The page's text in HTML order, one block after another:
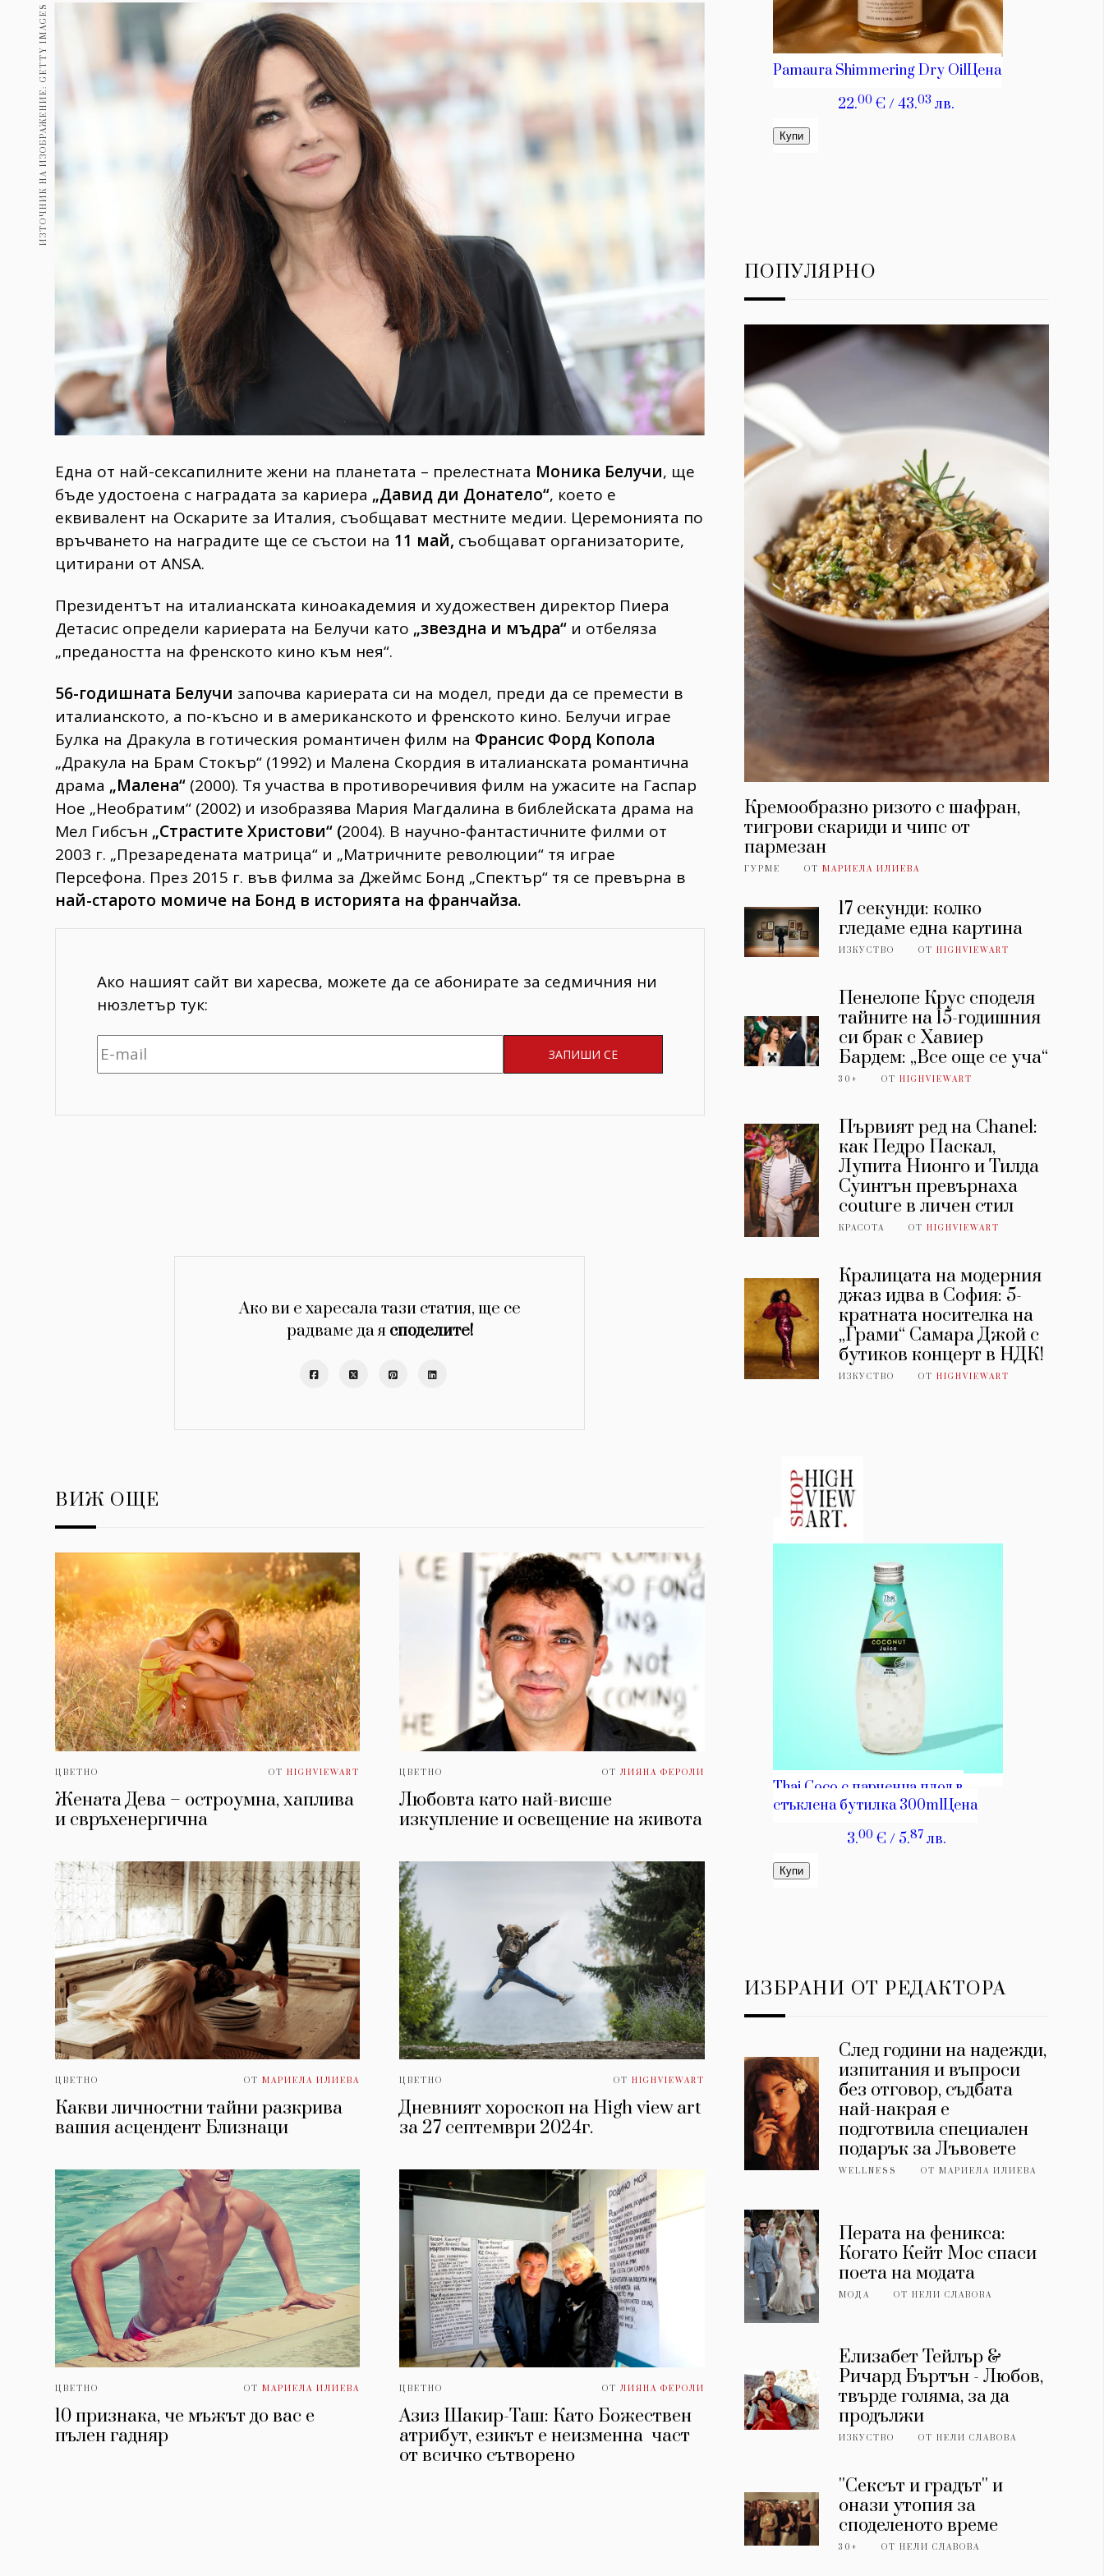
Пътувай
237
Здраве 389
Gentlemen
382
Wellness
ПОСЛЕДВАЙТЕ
ИЗТОЧНИК НА ИЗОБРАЖЕНИЕ: GETTY IMAGES
Една от най-сексапилните жени на планетата – прелестната Моника Белучи, ще
бъде удостоена с наградата за кариера „Давид ди Донатело“, което е
еквивалент на Оскарите за Италия, съобщават местните медии. Церемонията по
връчването на наградите ще се състои на 11 май, съобщават организаторите,
цитирани от ANSA.
Президентът на италианската киноакадемия и художествен директор Пиера
Детасис определи кариерата на Белучи като „звездна и мъдра“ и отбеляза
„предаността на френското кино към нея“.
56-годишната Белучи започва кариерата си на модел, преди да се премести в
италианското, а по-късно и в американското и френското кино. Белучи играе
Булка на Дракула в готическия романтичен филм на Франсис Форд Копола
„Дракула на Брам Стокър“ (1992) и Малена Скордия в италианската романтична
драма „Малена“ (2000). Тя участва в противоречивия филм на ужасите на Гаспар
Ное „Необратим“ (2002) и изобразява Мария Магдалина в библейската драма на
Мел Гибсън „Страстите Христови“ (2004). В научно-фантастичните филми от
2003 г. „Презаредената матрица“ и „Матричните революции“ тя играе
Персефона. През 2015 г. във филма за Джеймс Бонд „Спектър“ тя се превърна в
най-старото момиче на Бонд в историята на франчайза.
Ако нашият сайт ви харесва, можете да се абонирате за седмичния ни
нюзлетър тук:
Ако ви е харесала тази статия, ще се
радваме да я споделите!
ВИЖ ОЩЕ
ЦВЕТНО ОТHIGHVIEWART
Жената Дева – остроумна, хаплива
и свръхенергична
ЦВЕТНО ОТ ЛИЯНА ФЕРОЛИ
Любовта като най-висше
изкупление и освещение на живота
ЦВЕТНО ОТМАРИЕЛА ИЛИЕВА
Какви личностни тайни разкрива
вашия асцендент Близнаци
ЦВЕТНО ОТ HIGHVIEWART
Дневният хороскоп на High view art
за 27 септември 2024г.
ЦВЕТНО ОТМАРИЕЛА ИЛИЕВА
10 признака, че мъжът до вас е
пълен гадняр
ЦВЕТНО ОТ ЛИЯНА ФЕРОЛИ
Азиз Шакир-Таш: Като Божествен
атрибут, езикът е неизменна част
от всичко сътворено
ПОПУЛЯРНО
Кремообразно ризото с шафран,
тигрови скариди и чипс от
пармезан
ГУРМЕ ОТ МАРИЕЛА ИЛИЕВА
17 секунди: колко
гледаме една картина
ИЗКУСТВО ОТHIGHVIEWART
Пенелопе Крус споделя
тайните на 15-годишния
си брак с Хавиер
Бардем: „Все още се уча“
30+ ОТHIGHVIEWART
Първият ред на Chanel:
как Педро Паскал,
Лупита Нионго и Тилда
Суинтън превърнаха
couture в личен стил
КРАСОТА ОТHIGHVIEWART
Кралицата на модерния
джаз идва в София: 5-
кратната носителка на
„Грами“ Самара Джой с
бутиков концерт в НДК!
ИЗКУСТВО ОТHIGHVIEWART
ИЗБРАНИ ОТ РЕДАКТОРА
След години на надежди,
изпитания и въпроси
без отговор, съдбата
най-накрая е
подготвила специален
подарък за Лъвовете
WELLNESS ОТМАРИЕЛА ИЛИЕВА
Перата на феникса:
Когато Кейт Мос спаси
поета на модата
МОДА ОТНЕЛИ СЛАВОВА
Елизабет Тейлър &
Ричард Бъртън - Любов,
твърде голяма, за да
продължи
ИЗКУСТВО ОТНЕЛИ СЛАВОВА
''Сексът и градът'' и
онази утопия за
споделеното време
30+ ОТНЕЛИ СЛАВОВА